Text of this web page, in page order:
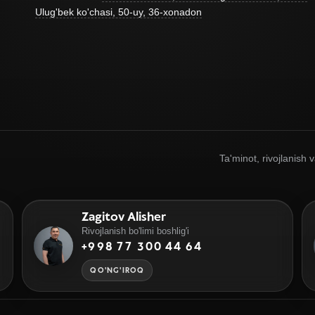
Ulug'bek ko'chasi, 50-uy, 36-xonadon
Ta'minot, rivojlanish
Zagitov Alisher
Rivojlanish bo'limi boshlig'i
+998 77 300 44 64
QO'NG'IROQ